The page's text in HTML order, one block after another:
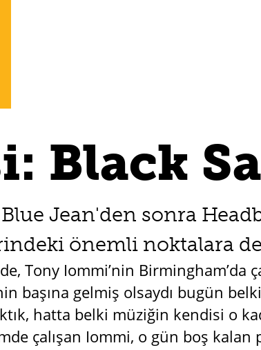
Black
Jean'den sonra
önemli noktalara
Tony Iommi’nin Birmingham’da
başına gelmiş olsaydı bugün
hatta belki müziğin kendisi o
çalışan Iommi, o gün boş kalan